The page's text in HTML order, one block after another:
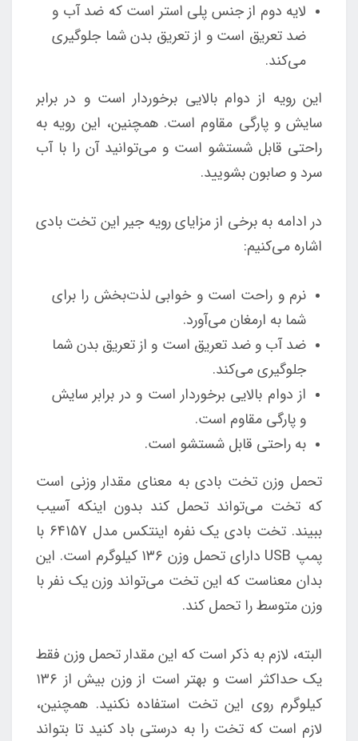
لایه دوم از جنس پلی استر است که ضد آب و
ضد تعریق است و از تعریق بدن شما جلوگیری
می‌کند.
این رویه از دوام بالایی برخوردار است و در برابر
سایش و پارگی مقاوم است. همچنین، این رویه به
راحتی قابل شستشو است و می‌توانید آن را با آب
سرد و صابون بشویید.
در ادامه به برخی از مزایای رویه جیر این تخت بادی
اشاره می‌کنیم:
نرم و راحت است و خوابی لذت‌بخش را برای
شما به ارمغان می‌آورد.
ضد آب و ضد تعریق است و از تعریق بدن شما
جلوگیری می‌کند.
از دوام بالایی برخوردار است و در برابر سایش
و پارگی مقاوم است.
به راحتی قابل شستشو است.
تحمل وزن تخت بادی به معنای مقدار وزنی است
که تخت می‌تواند تحمل کند بدون اینکه آسیب
ببیند. تخت بادی یک نفره اینتکس مدل 64157 با
پمپ USB دارای تحمل وزن ۱۳۶ کیلوگرم است. این
بدان معناست که این تخت می‌تواند وزن یک نفر با
وزن متوسط را تحمل کند.
البته، لازم به ذکر است که این مقدار تحمل وزن فقط
یک حداکثر است و بهتر است از وزن بیش از ۱۳۶
کیلوگرم روی این تخت استفاده نکنید. همچنین،
لازم است که تخت را به درستی باد کنید تا بتواند